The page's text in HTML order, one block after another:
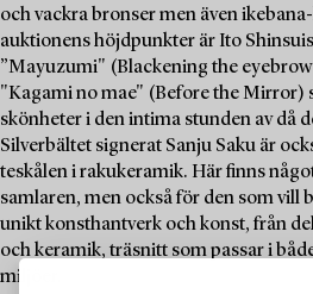
och vackra bronser men även
auktionens höjdpunkter är Ito
”Mayuzumi" (Blackening the
"Kagami no mae" (Before the Mirror)
skönheter i den intima stunden av då
Silverbältet signerat Sanju Saku är
teskålen i rakukeramik. Här finns
samlaren, men också för den som vill
unikt konsthantverk och konst, från
och keramik, träsnitt som passar i
miljöer.